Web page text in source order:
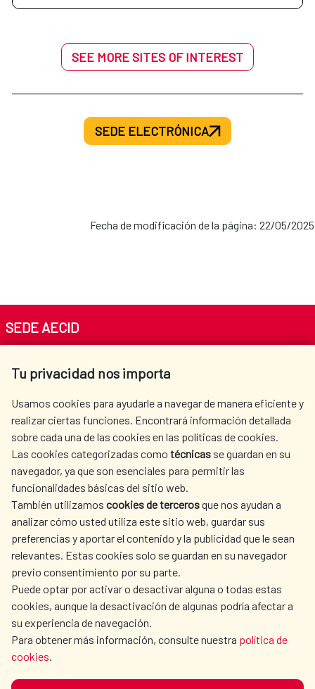
SEE MORE SITES OF INTEREST
SEDE ELECTRÓNICA
Fecha de modificación de la página: 22/05/2025
Tu privacidad nos importa
Usamos cookies para ayudarle a navegar de manera eficiente y
realizar ciertas funciones. Encontrará información detallada
sobre cada una de las cookies en las políticas de cookies.
Las cookies categorizadas como técnicas se guardan en su
navegador, ya que son esenciales para permitir las
funcionalidades básicas del sitio web.
También utilizamos cookies de tercerosque nos ayudan a
analizar cómo usted utiliza este sitio web, guardar sus
preferencias y aportar el contenido y la publicidad que le sean
relevantes. Estas cookies solo se guardan en su navegador
previo consentimiento por su parte.
Puede optar por activar o desactivar alguna o todas estas
cookies, aunque la desactivación de algunas podría afectar a
su experiencia de navegación.
Para obtener más información, consulte nuestra política de
cookies.
SEDE AECID
Tel. +34 900 20 30 54​​​​​​​
AECID
WHERE DO WE COOPERATE?
SPANISH HUMANITARIAN
ACTION
PRESS ROOM
CULTURE AND SCIENCE LIBRARY
OUR SOCIAL MEDIA